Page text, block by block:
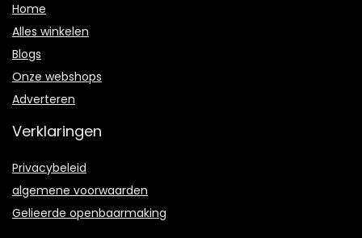
Home
Alles winkelen
Blogs
Onze webshops
Adverteren
Verklaringen
Privacybeleid
algemene voorwaarden
Gelieerde openbaarmaking